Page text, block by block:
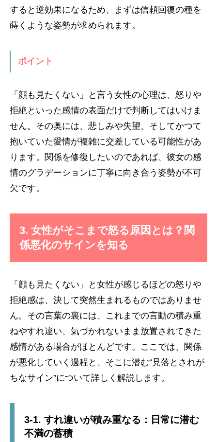
すると逆効果になるため、まずは信頼回復の種を
蒔くような姿勢が求められます。
ポイント
「顔も見たくない」と言う女性の心理は、怒りや
拒絶といった感情の表面だけで判断してはいけま
せん。その奥には、悲しみや失望、そしてかつて
抱いていた愛情が複雑に交差している可能性があ
ります。関係を修復したいのであれば、彼女の感
情のグラデーションに丁寧に向き合う姿勢が不可
欠です。
3. 女性がそこまで怒る原因とは？関
係悪化のサインを知る
「顔も見たくない」と女性が感じるほどの怒りや
拒絶感は、決して突然生まれるものではありませ
ん。その言葉の裏には、これまでの言動の積み重
ねやすれ違い、気づかれないまま放置されてきた
感情がある場合がほとんどです。ここでは、関係
が悪化していく過程と、そこに潜む“見落とされが
ちなサイン”について詳しく解説します。
3-1. すれ違いが積み重なる：日常に潜む
不満の蓄積